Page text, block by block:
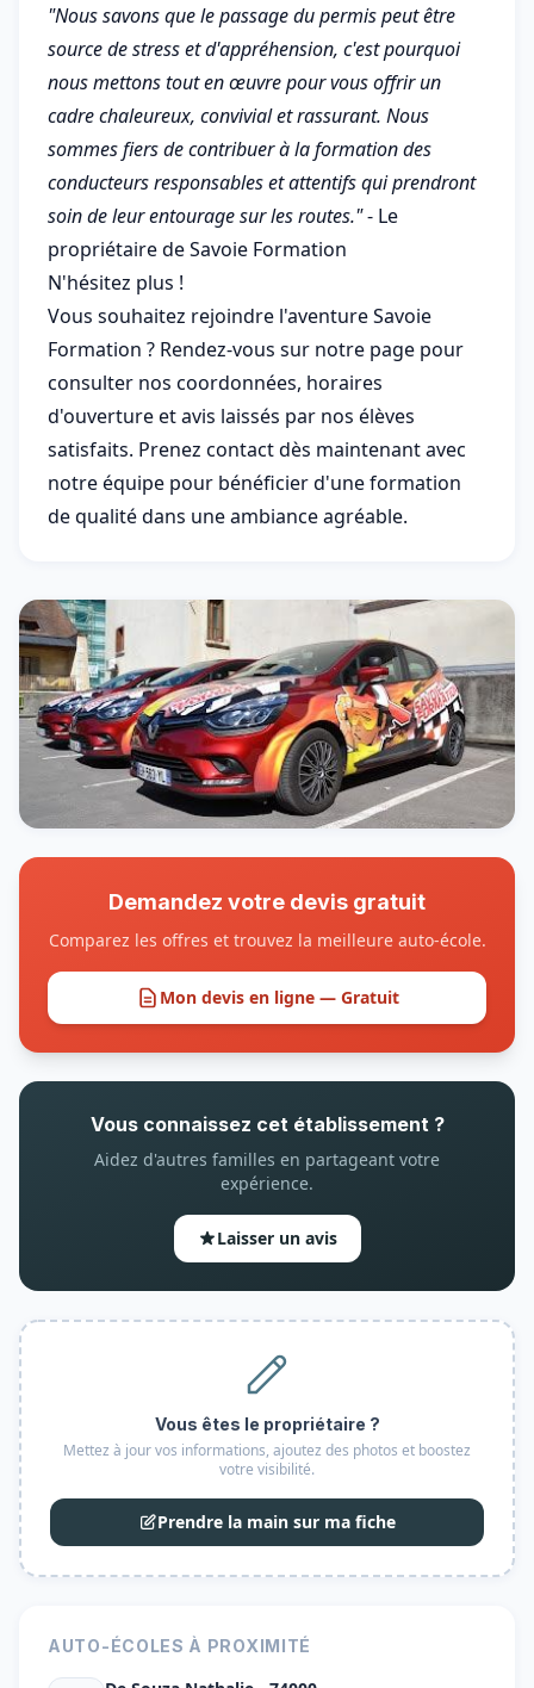
"Nous savons que le passage du permis peut être
source de stress et d'appréhension, c'est pourquoi
nous mettons tout en œuvre pour vous offrir un
cadre chaleureux, convivial et rassurant. Nous
sommes fiers de contribuer à la formation des
conducteurs responsables et attentifs qui prendront
soin de leur entourage sur les routes."- Le
propriétaire de Savoie Formation
N'hésitez plus !
Vous souhaitez rejoindre l'aventure Savoie
Formation ? Rendez-vous sur notre page pour
consulter nos coordonnées, horaires
d'ouverture et avis laissés par nos élèves
satisfaits. Prenez contact dès maintenant avec
notre équipe pour bénéficier d'une formation
de qualité dans une ambiance agréable.
Demandez votre devis gratuit
Comparez les offres et trouvez la meilleure auto-école.
Mon devis en ligne — Gratuit
Vous connaissez cet établissement ?
Aidez d'autres familles en partageant votre
expérience.
Laisser un avis
Vous êtes le propriétaire ?
Mettez à jour vos informations, ajoutez des photos et boostez
votre visibilité.
Prendre la main sur ma fiche
AUTO-ÉCOLES À PROXIMITÉ